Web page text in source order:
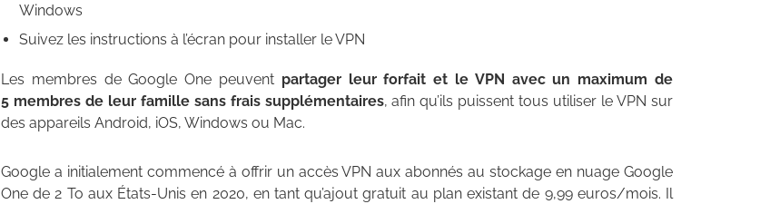
Windows
Suivez les instructions à l’écran pour installer le VPN
Les membres de Google One peuvent partager leur forfait et le VPN avec un maximum de
5 membres de leur famille sans frais supplémentaires, afin qu’ils puissent tous utiliser le VPN sur
des appareils Android, iOS, Windows ou Mac.
Google a initialement commencé à offrir un accès VPN aux abonnés au stockage en nuage Google
One de 2 To aux États-Unis en 2020, en tant qu’ajout gratuit au plan existant de 9,99 euros/mois. Il